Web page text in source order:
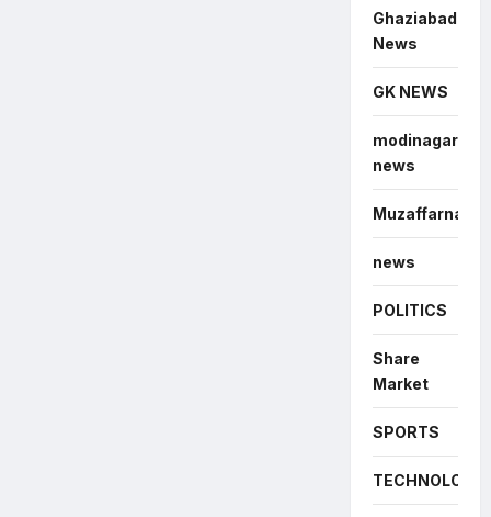
Ghaziabad
News
GK NEWS
modinagar
news
Muzaffarnagar
news
POLITICS
Share
Market
SPORTS
TECHNOLOGY